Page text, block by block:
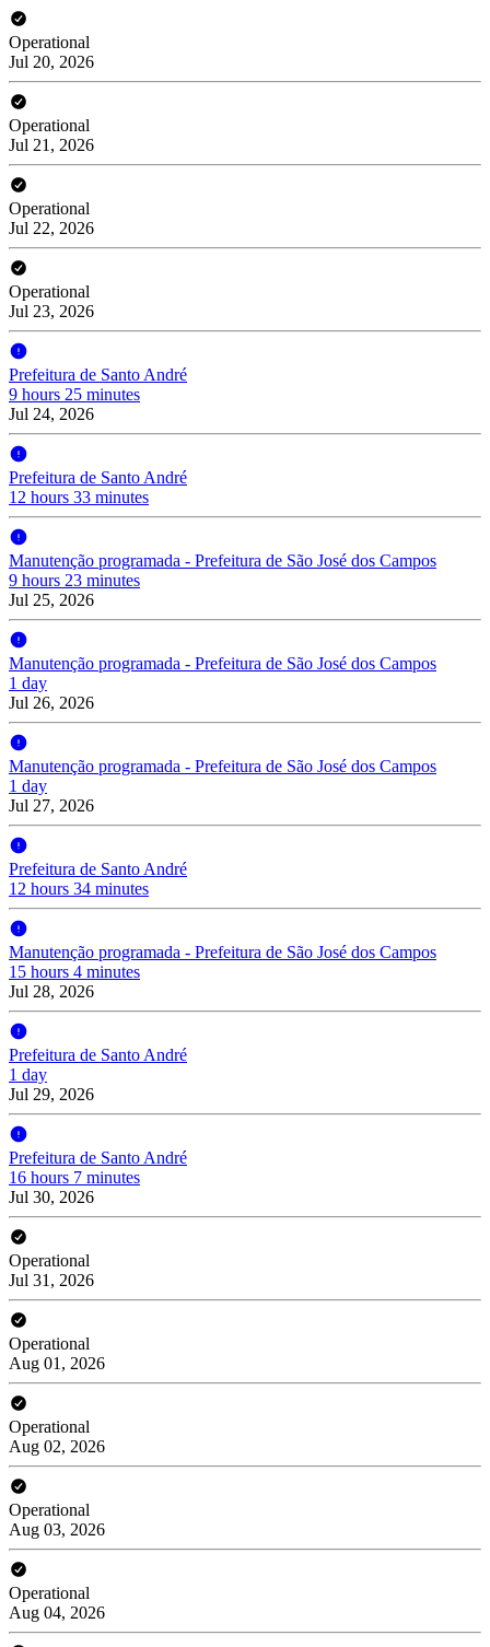
Operational
Jul 20, 2026
Operational
Jul 21, 2026
Operational
Jul 22, 2026
Operational
Jul 23, 2026
Prefeitura de Santo André
9 hours 25 minutes
Jul 24, 2026
Prefeitura de Santo André
12 hours 33 minutes
Manutenção programada - Prefeitura de São José dos Campos
9 hours 23 minutes
Jul 25, 2026
Manutenção programada - Prefeitura de São José dos Campos
1 day
Jul 26, 2026
Manutenção programada - Prefeitura de São José dos Campos
1 day
Jul 27, 2026
Prefeitura de Santo André
12 hours 34 minutes
Manutenção programada - Prefeitura de São José dos Campos
15 hours 4 minutes
Jul 28, 2026
Prefeitura de Santo André
1 day
Jul 29, 2026
Prefeitura de Santo André
16 hours 7 minutes
Jul 30, 2026
Operational
Jul 31, 2026
Operational
Aug 01, 2026
Operational
Aug 02, 2026
Operational
Aug 03, 2026
Operational
Aug 04, 2026